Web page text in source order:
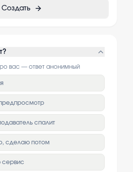
Создать
вас — ответ анонимный
спалит
сделаю потом
сервис